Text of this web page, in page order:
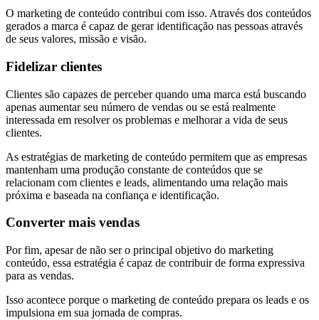
O marketing de conteúdo contribui com isso. Através dos conteúdos
gerados a marca é capaz de gerar identificação nas pessoas através
de seus valores, missão e visão.
Fidelizar clientes
Clientes são capazes de perceber quando uma marca está buscando
apenas aumentar seu número de vendas ou se está realmente
interessada em resolver os problemas e melhorar a vida de seus
clientes.
As estratégias de marketing de conteúdo permitem que as empresas
mantenham uma produção constante de conteúdos que se
relacionam com clientes e leads, alimentando uma relação mais
próxima e baseada na confiança e identificação.
Converter mais vendas
Por fim, apesar de não ser o principal objetivo do marketing
conteúdo, essa estratégia é capaz de contribuir de forma expressiva
para as vendas.
Isso acontece porque o marketing de conteúdo prepara os leads e os
impulsiona em sua jornada de compras.